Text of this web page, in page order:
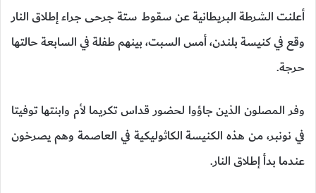
أعلنت الشرطة البريطانية عن سقوط ستة جرحى جراء إطلاق النار
وقع في كنيسة بلندن، أمس السبت، بينهم طفلة في السابعة حالتها
حرجة.
وفر المصلون الذين جاؤوا لحضور قداس تكريما لأم وابنتها توفيتا
في نونبر، من هذه الكنيسة الكاثوليكية في العاصمة وهم يصرخون
عندما بدأ إطلاق النار.